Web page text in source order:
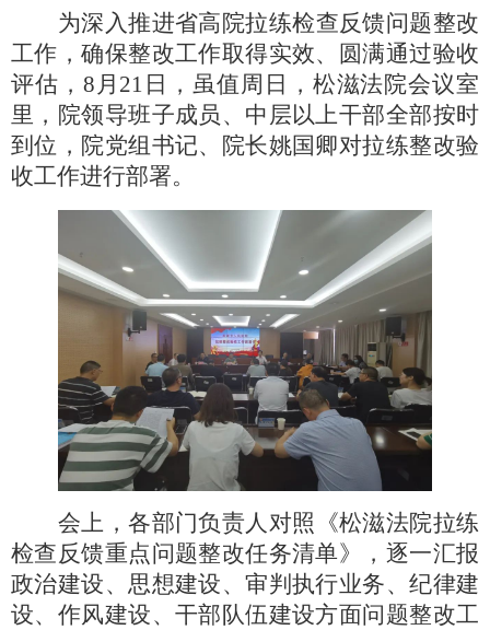
为深入推进省高院拉练检查反馈问题整改
工作，确保整改工作取得实效、圆满通过验收
评估， 8月21日，虽值周日，松滋法院会议室
里，院领导班子成员、中层以上干部全部按时
到位，院党组书记、院长姚国卿对拉练整改验
收工作进行部署。
会上，各部门负责人对照《松滋法院拉练
检查反馈重点问题整改任务清单》，逐一汇报
政治建设、思想建设、审判执行业务、纪律建
设、作风建设、干部队伍建设方面问题整改工